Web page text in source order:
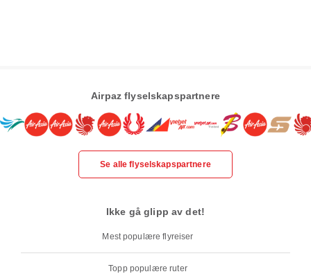
Airpaz flyselskapspartnere
Se alle flyselskapspartnere
Ikke gå glipp av det!
Mest populære flyreiser
Topp populære ruter